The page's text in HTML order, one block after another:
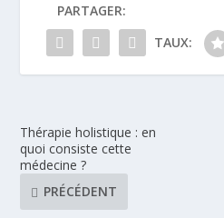
PARTAGER:
TAUX:
Thérapie holistique : en
quoi consiste cette
médecine ?
PRÉCÉDENT